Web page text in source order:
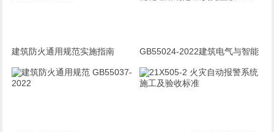
建筑防火通用规范实施指南
GB55037-2022
GB55024-2022建筑电气与智能
化通用规范 宣贯完整版PPT